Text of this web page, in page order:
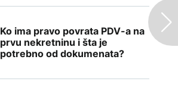
Ko ima pravo povrata PDV-a na
prvu nekretninu i šta je
potrebno od dokumenata?